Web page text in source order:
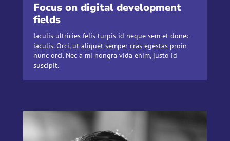
Focus on digital development
fields
Iaculis ultricies felis turpis id neque sem et donec
iaculis. Orci, ut aliquet semper cras egestas proin
nunc orci. Nec a mi nongra vida enim, justo id
suscipit.